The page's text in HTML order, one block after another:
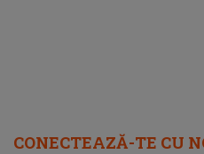
CONECTEAZĂ-TE CU